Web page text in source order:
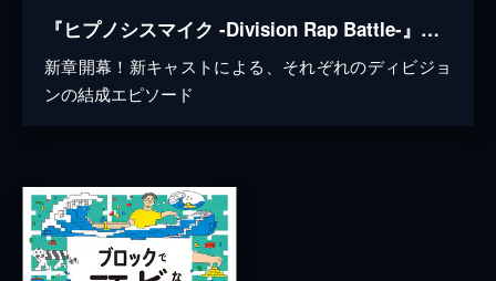
『ヒプノシスマイク -Division Rap Battle-』Rule the Stage -New Encounter-
新章開幕！新キャストによる、それぞれのディビジョ
ンの結成エピソード